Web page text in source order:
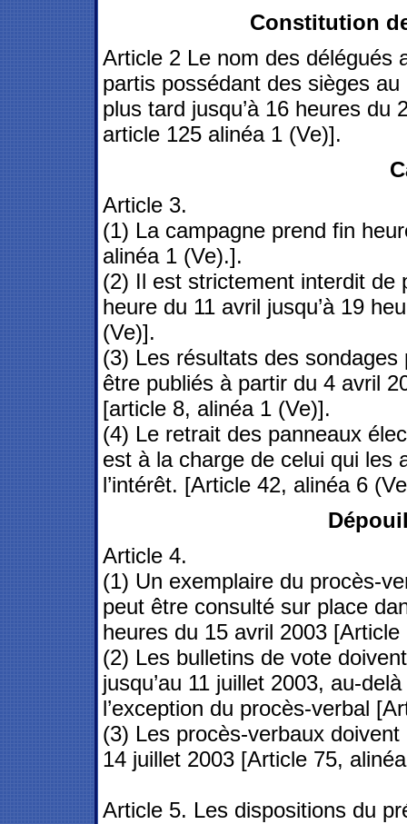
Constitution
Article 2 Le nom des délégués
partis possédant des sièges
plus tard jusqu’à 16 heures
article 125 alinéa 1 (Ve)].
Article 3.
(1) La campagne prend fin
alinéa 1 (Ve).].
(2) Il est strictement interdit de
heure du 11 avril jusqu’à 19
(Ve)].
(3) Les résultats des
être publiés à partir du 4 avril
[article 8, alinéa 1 (Ve)].
(4) Le retrait des panneaux
est à la charge de celui qui les
l’intérêt. [Article 42, alinéa 6
Article 4.
(1) Un exemplaire du procès-
peut être consulté sur place
heures du 15 avril 2003
(2) Les bulletins de vote
jusqu’au 11 juillet 2003, au-
l’exception du procès-verbal
(3) Les procès-verbaux
14 juillet 2003 [Article 75,
Article 5. Les dispositions du